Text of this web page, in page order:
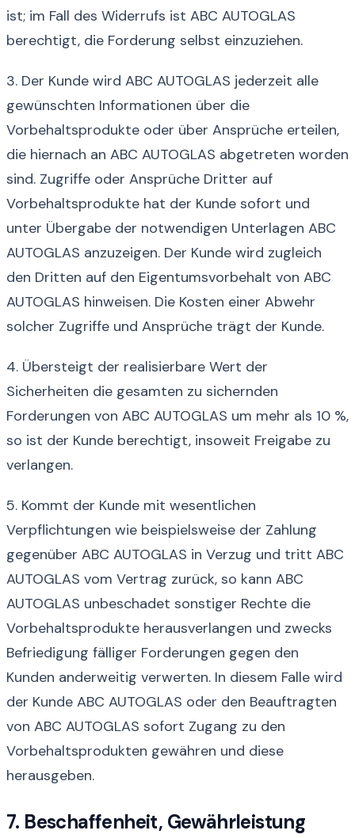
ist; im Fall des Widerrufs ist ABC AUTOGLAS
berechtigt, die Forderung selbst einzuziehen.
3. Der Kunde wird ABC AUTOGLAS jederzeit alle
gewünschten Informationen über die
Vorbehaltsprodukte oder über Ansprüche erteilen,
die hiernach an ABC AUTOGLAS abgetreten worden
sind. Zugriffe oder Ansprüche Dritter auf
Vorbehaltsprodukte hat der Kunde sofort und
unter Übergabe der notwendigen Unterlagen ABC
AUTOGLAS anzuzeigen. Der Kunde wird zugleich
den Dritten auf den Eigentumsvorbehalt von ABC
AUTOGLAS hinweisen. Die Kosten einer Abwehr
solcher Zugriffe und Ansprüche trägt der Kunde.
4. Übersteigt der realisierbare Wert der
Sicherheiten die gesamten zu sichernden
Forderungen von ABC AUTOGLAS um mehr als 10 %,
so ist der Kunde berechtigt, insoweit Freigabe zu
verlangen.
5. Kommt der Kunde mit wesentlichen
Verpflichtungen wie beispielsweise der Zahlung
gegenüber ABC AUTOGLAS in Verzug und tritt ABC
AUTOGLAS vom Vertrag zurück, so kann ABC
AUTOGLAS unbeschadet sonstiger Rechte die
Vorbehaltsprodukte herausverlangen und zwecks
Befriedigung fälliger Forderungen gegen den
Kunden anderweitig verwerten. In diesem Falle wird
der Kunde ABC AUTOGLAS oder den Beauftragten
von ABC AUTOGLAS sofort Zugang zu den
Vorbehaltsprodukten gewähren und diese
herausgeben.
7. Beschaffenheit, Gewährleistung